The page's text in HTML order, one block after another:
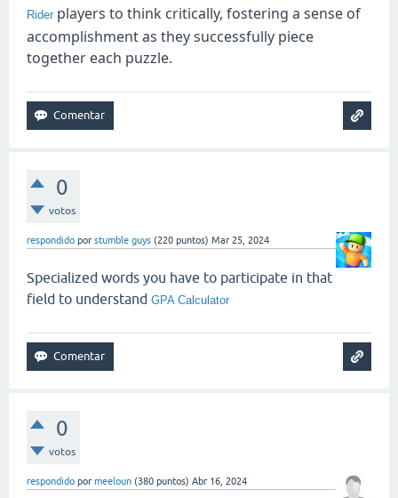
Rider players to think critically, fostering a sense of
accomplishment as they successfully piece
together each puzzle.
0
votos
respondido por stumble guys (220 puntos) Mar 25, 2024
Specialized words you have to participate in that
field to understand GPA Calculator
0
votos
respondido por meeloun (380 puntos) Abr 16, 2024